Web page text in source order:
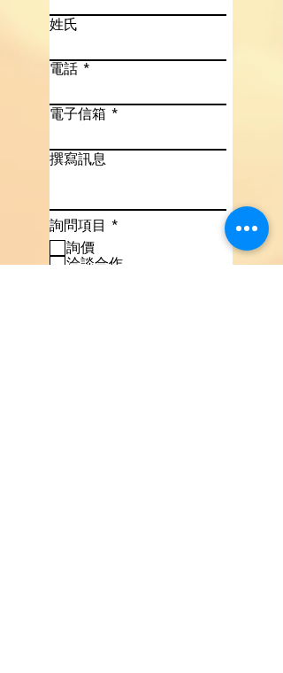
語言
姓氏
電話
電子信箱
撰寫訊息
詢問項目 *
詢價
洽談合作